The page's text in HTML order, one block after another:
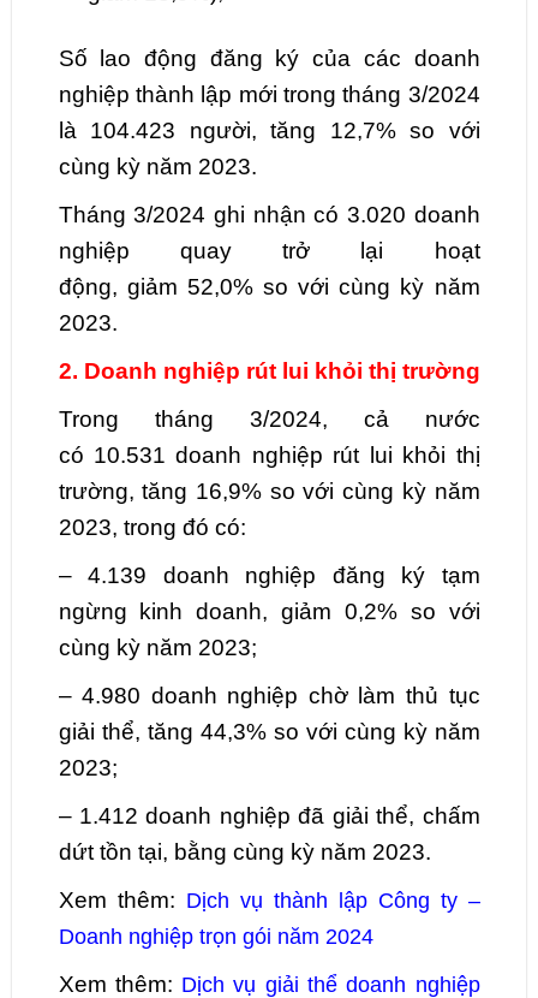
Số lao động đăng ký của các doanh
nghiệp thành lập mới trong tháng 3/2024
là 104.423 người, tăng 12,7% so với
cùng kỳ năm 2023.
Tháng3/2024 ghi nhận có 3.020 doanh
nghiệp quay trở lại hoạt
động, giảm 52,0% so với cùng kỳ năm
2023.
2. Doanh nghiệp rút lui khỏi thị trường
Trong tháng 3/2024, cả nước
có 10.531 doanh nghiệp rút lui khỏi thị
trường,tăng 16,9% so với cùng kỳ năm
2023, trong đó có:
– 4.139 doanh nghiệp đăng ký tạm
ngừng kinh doanh, giảm 0,2% so với
cùng kỳ năm 2023;
–4.980 doanh nghiệp chờ làm thủ tục
giải thể, tăng 44,3% so với cùng kỳ năm
2023;
– 1.412 doanh nghiệp đã giải thể, chấm
dứt tồn tại, bằng cùng kỳ năm 2023.
Xem thêm: Dịch vụ thành lập Công ty –
Doanh nghiệp trọn gói năm 2024
Xem thêm: Dịch vụ giải thể doanh nghiệp